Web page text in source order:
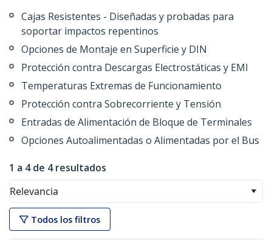
Cajas Resistentes - Diseñadas y probadas para
soportar impactos repentinos
Opciones de Montaje en Superficie y DIN
Protección contra Descargas Electrostáticas y EMI
Temperaturas Extremas de Funcionamiento
Protección contra Sobrecorriente y Tensión
Entradas de Alimentación de Bloque de Terminales
Opciones Autoalimentadas o Alimentadas por el Bus
1 a 4 de 4 resultados
Relevancia
Todos los filtros